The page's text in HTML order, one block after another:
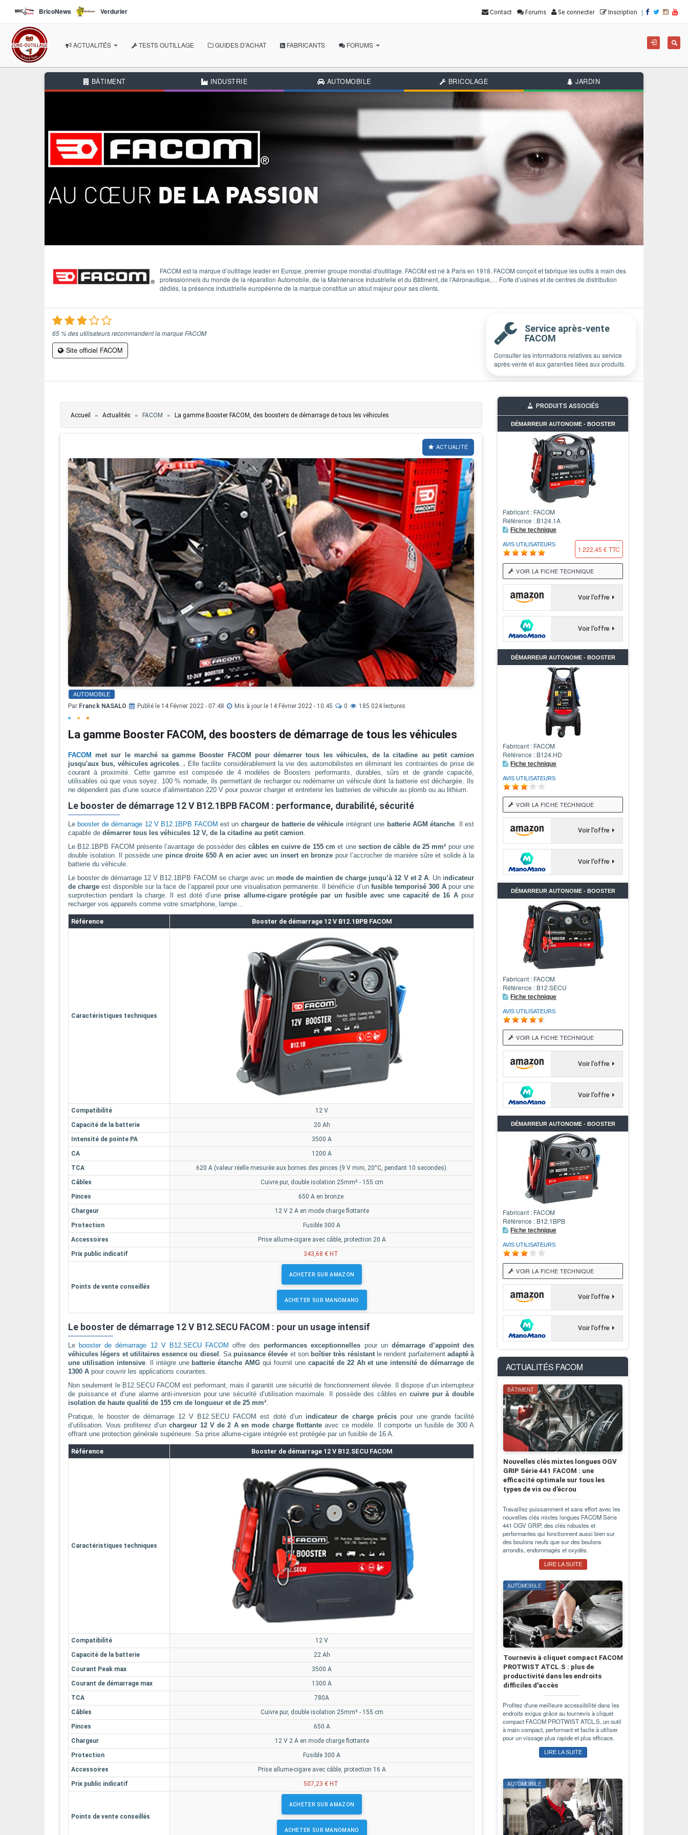
Contact Forums Se connecter Inscription |
BricoNews Verdurier
ACTUALITÉS
NOS THÉMATIQUES
AUTOMOBILE
BRICOLAGE
JARDIN
AUTRES RUBRIQUES
ÉVÈNEMENTS / REPORTAGES
LOISIRS CRÉATIFS / DIY
VIDÉOS
TESTS OUTILLAGE GUIDES D'ACHAT FABRICANTS FORUMS
BÂTIMENT INDUSTRIE AUTOMOBILE BRICOLAGE JARDIN
FACOM est la marque d’outillage leader en Europe, premier groupe mondial d'outillage. FACOM est né à Paris en 1918. FACOM conçoit et fabrique les outils à main des
professionnels du monde de la réparation Automobile, de la Maintenance Industrielle et du Bâtiment, de l’Aéronautique,… Forte d’usines et de centres de distribution
dédiés, la présence industrielle européenne de la marque constitue un atout majeur pour ses clients.
65 % des utilisateurs recommandent la marque FACOM
Site officiel FACOM
Service après-vente
FACOM
Consulter les informations relatives au service
après-vente et aux garanties liées aux produits.
Vous êtes ici
Accueil » Actualités » FACOM » La gamme Booster FACOM, des boosters de démarrage de tous les véhicules
ACTUALITÉ
AUTOMOBILE
Par Franck NASALO Publié le 14 Février 2022 - 07:48 Mis à jour le 14 Février 2022 - 10:45 0 185 024 lectures
La gamme Booster FACOM, des boosters de démarrage de tous les véhicules
FACOM
met sur le marché sa gamme Booster FACOM pour démarrer tous les véhicules, de la citadine au petit camion
jusqu'aux bus, véhicules agricoles... Elle facilite considérablement la vie des automobilistes en éliminant les contraintes de prise de
courant à proximité. Cette gamme est composée de 4 modèles de Boosters performants, durables, sûrs et de grande capacité,
utilisables où que vous soyez. 100 % nomade, ils permettant de recharger ou redémarrer un véhicule dont la batterie est déchargée. Ils
ne dépendent pas d’une source d’alimentation 220 V pour pouvoir charger et entretenir les batteries de véhicule au plomb ou au lithium.
Le booster de démarrage 12 V B12.1BPB FACOM : performance, durabilité, sécurité
Le booster de démarrage 12 V B12.1BPB FACOM est un chargeur de batterie de véhicule intégrant une batterie AGM étanche. Il est
capable de démarrer tous les véhicules 12 V, de la citadine au petit camion.
Le B12.1BPB FACOM présente l’avantage de posséder descâbles en cuivre de 155 cm et une section de câble de 25 mm² pour une
double isolation. Il possède une pince droite 650 A en acier avec un insert en bronze pour l’accrocher de manière sûre et solide à la
batterie du véhicule.
Le booster de démarrage 12 V B12.1BPB FACOM se charge avec un mode de maintien de charge jusqu’à 12 V et 2 A. Un indicateur
de chargeest disponible sur la face de l’appareil pour une visualisation permanente. Il bénéficie d’un fusible temporisé 300 Apour une
surprotection pendant la charge. Il est doté d’uneprise allume-cigare protégée par un fusible avec une capacité de 16 Apour
recharger vos appareils comme votre smartphone, lampe…
Référence Booster de démarrage 12 V B12.1BPB FACOM
Caractéristiques techniques
Compatibilité
12 V
Capacité de la batterie
20 Ah
Intensité de pointe PA
3500 A
CA
1200 A
TCA
620 A (valeur réelle mesurée aux bornes des pinces (9 V mini, 20°C, pendant 10 secondes).
Câbles
Cuivre pur, double isolation 25mm² - 155 cm
Pinces
650 A en bronze.
Chargeur
12 V 2 A en mode charge flottante
Protection
Fusible 300 A
Accessoires
Prise allume-cigare avec câble, protection 20 A
Prix public indicatif
343,68 € HT
Points de vente conseillés
ACHETER SUR AMAZON
ACHETER SUR MANOMANO
Le booster de démarrage 12 V B12.SECU FACOM : pour un usage intensif
Le booster de démarrage 12 V B12.SECU FACOM offre desperformances exceptionnelles pour un démarrage d’appoint des
véhicules légers et utilitaires essence ou diesel . Sapuissance élevée et son boîtier très résistantle rendent parfaitement adapté à
une utilisation intensive. Il intègre une batterie étanche AMG qui fournit une capacité de 22 Ah et une intensité de démarrage de
1300 A pour couvrir les applications courantes.
Non seulement le B12.SECU FACOM est performant, mais il garantit une sécurité de fonctionnement élevée. Il dispose d’un interrupteur
de puissance et d’une alarme anti-inversion pour une sécurité d’utilisation maximale. Il possède des câbles encuivre pur à double
isolation de haute qualité de 155 cm de longueur et de 25 mm².
Pratique, le booster de démarrage 12 V B12.SECU FACOM est doté d’un indicateur de charge précispour une grande facilité
d’utilisation. Vous profiterez d’unchargeur 12 V de 2 A en mode charge flottanteavec ce modèle. Il comporte un fusible de 300 A
offrant une protection générale supérieure. Sa prise allume-cigare intégrée est protégée par un fusible de 16 A.
Référence Booster de démarrage 12 V B12.SECU FACOM
Caractéristiques techniques
Compatibilité
12 V
Capacité de la batterie
22 Ah
Courant Peak max
3500 A
Courant de démarrage max
1300 A
TCA
780A
Câbles
Cuivre pur, double isolation 25mm² - 155 cm
Pinces
650 A
Chargeur
12 V 2 A en mode charge flottante
Protection
Fusible 300 A
Accessoires
Prise allume-cigare avec câble, protection 16 A
Prix public indicatif
507,23 € HT
Points de vente conseillés
ACHETER SUR AMAZON
ACHETER SUR MANOMANO
PRODUITS ASSOCIÉS
DÉMARREUR AUTONOME - BOOSTER
Fabricant : FACOM
Référence : B124.1A
Fiche technique
AVIS UTILISATEURS
1 222,45 € TTC
VOIR LA FICHE TECHNIQUE
Voir l'offre
Voir l'offre
DÉMARREUR AUTONOME - BOOSTER
Fabricant : FACOM
Référence : B124.HD
Fiche technique
AVIS UTILISATEURS
VOIR LA FICHE TECHNIQUE
Voir l'offre
Voir l'offre
DÉMARREUR AUTONOME - BOOSTER
Fabricant : FACOM
Référence : B12.SECU
Fiche technique
AVIS UTILISATEURS
VOIR LA FICHE TECHNIQUE
Voir l'offre
Voir l'offre
DÉMARREUR AUTONOME - BOOSTER
Fabricant : FACOM
Référence : B12.1BPB
Fiche technique
AVIS UTILISATEURS
VOIR LA FICHE TECHNIQUE
Voir l'offre
Voir l'offre
ACTUALITÉS FACOM
BÂTIMENT
Nouvelles clés mixtes longues OGV
GRIP Série 441 FACOM : une
efficacité optimale sur tous les
types de vis ou d’écrou
Travaillez puissamment et sans effort avec les
nouvelles clés mixtes longues FACOM Série
441 OGV GRIP, des clés robustes et
performantes qui fonctionnent aussi bien sur
des boulons neufs que sur des boulons
arrondis, endommagés et oxydés.
LIRE LA SUITE
AUTOMOBILE
Tournevis à cliquet compact FACOM
PROTWIST ATCL.S : plus de
productivité dans les endroits
difficiles d'accès
Profitez d'une meilleure accessibilité dans les
endroits exigus grâce au tournevis à cliquet
compact FACOM PROTWIST ATCL.S, un outil
à main compact, performant et facile à utiliser
pour un vissage plus rapide et plus efficace.
LIRE LA SUITE
AUTOMOBILE